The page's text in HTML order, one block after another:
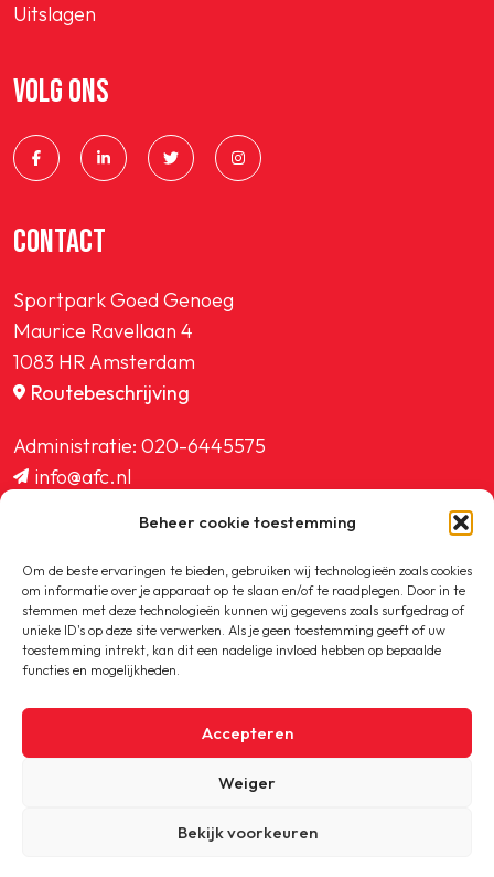
Beheer cookie toestemming
Om de beste ervaringen te bieden, gebruiken wij technologieën zoals cookies
om informatie over je apparaat op te slaan en/of te raadplegen. Door in te
stemmen met deze technologieën kunnen wij gegevens zoals surfgedrag of
unieke ID's op deze site verwerken. Als je geen toestemming geeft of uw
toestemming intrekt, kan dit een nadelige invloed hebben op bepaalde
functies en mogelijkheden.
Accepteren
Weiger
Bekijk voorkeuren
Uitslagen
VOLG ONS
CONTACT
Sportpark Goed Genoeg
Maurice Ravellaan 4
1083 HR Amsterdam
Routebeschrijving
Administratie: 020-6445575
info@afc.nl
ledenadministratie@afc.nl
Copyright © 2020-2026 AFC
Privacybeleid